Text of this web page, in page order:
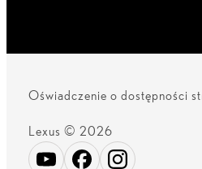
Oświadczenie o dostępności
Lexus © 2026